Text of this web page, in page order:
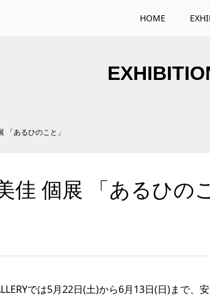
HOME
「あるひのこと」
佳 個展 「あるひの
では5月22日(土)から6月13日(日)まで